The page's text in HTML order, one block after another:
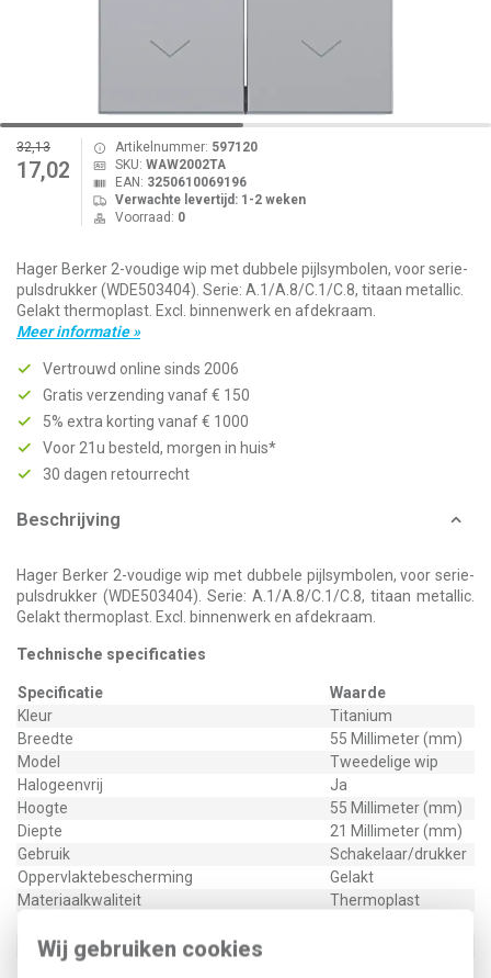
Wij gebruiken cookies
32,13
17,02
Artikelnummer: 597120
SKU: WAW2002TA
EAN: 3250610069196
Verwachte levertijd: 1-2 weken
Voorraad: 0
Hager Berker 2-voudige wip met dubbele pijlsymbolen, voor serie-
pulsdrukker (WDE503404). Serie: A.1/A.8/C.1/C.8, titaan metallic.
Gelakt thermoplast. Excl. binnenwerk en afdekraam.
Meer informatie »
Vertrouwd online sinds 2006
Gratis verzending vanaf € 150
5% extra korting vanaf € 1000
Voor 21u besteld, morgen in huis*
30 dagen retourrecht
Beschrijving
Hager Berker 2-voudige wip met dubbele pijlsymbolen, voor serie-
pulsdrukker (WDE503404). Serie: A.1/A.8/C.1/C.8, titaan metallic.
Gelakt thermoplast. Excl. binnenwerk en afdekraam.
Technische specificaties
Specificatie
Waarde
Kleur
Titanium
Breedte
55 Millimeter (mm)
Model
Tweedelige wip
Halogeenvrij
Ja
Hoogte
55 Millimeter (mm)
Diepte
21 Millimeter (mm)
Gebruik
Schakelaar/drukker
Oppervlaktebescherming
Gelakt
Materiaalkwaliteit
Thermoplast
Bevestigingswijze